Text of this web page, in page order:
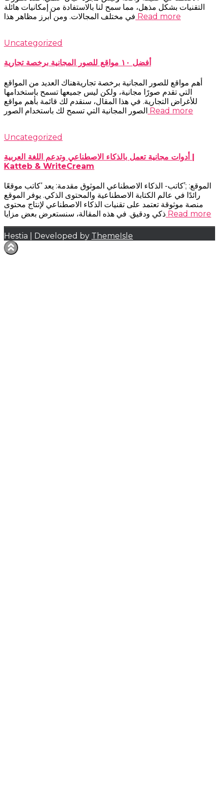
التقنيات بشكل مذهل، مما سمح لنا بالاستفادة من إمكانيات هائلة
في مختلف المجالات. ومن أبرز مظاهر هذا Read more
Uncategorized
أفضل ١٠ مواقع للصور المجانية برخصة تجارية
أهم مواقع للصور المجانية برخصة تجاريةهناك العديد من المواقع
التي تقدم صورًا مجانية، ولكن ليس جميعها تسمح باستخدامها
للأغراض التجارية. في هذا المقال، سنقدم لك قائمة بأهم مواقع
الصور المجانية التي تسمح لك باستخدام الصور Read more
Uncategorized
أدوات مجانية تعمل بالذكاء الاصطناعي وتدعم اللغة العربية |
Katteb & WriteCream
الموقع: ;’كاتب- الذكاء الاصطناعي الموثوق مقدمة: يعد ‘كاتب موقعًا
رائدًا في عالم الكتابة الاصطناعية والمحتوى الذكي. يوفر الموقع
منصة موثوقة تعتمد على تقنيات الذكاء الاصطناعي لإنتاج محتوى
ذكي ودقيق. في هذه المقالة، سنستعرض بعض مزايا Read more
Hestia | Developed by ThemeIsle